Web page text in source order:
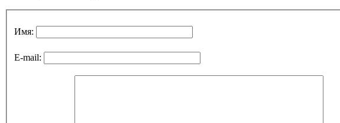
Имя:
E-mail: